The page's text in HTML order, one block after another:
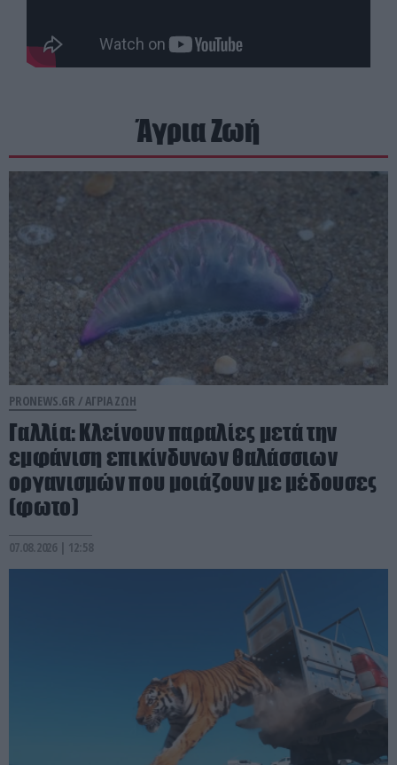
Άγρια Ζωή
PRONEWS.GR /ΑΓΡΙΑ ΖΩΗ
Γαλλία: Κλείνουν παραλίες μετά την
εμφάνιση επικίνδυνων θαλάσσιων
οργανισμών που μοιάζουν με μέδουσες
(φωτο)
07.08.2026 | 12:58